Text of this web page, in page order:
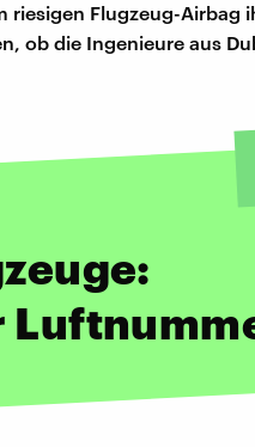
riesigen Flugzeug-Airbag
ob die Ingenieure aus